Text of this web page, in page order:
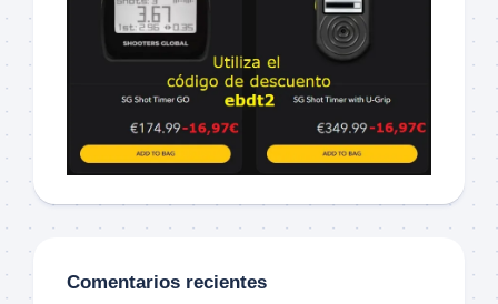
Comentarios recientes